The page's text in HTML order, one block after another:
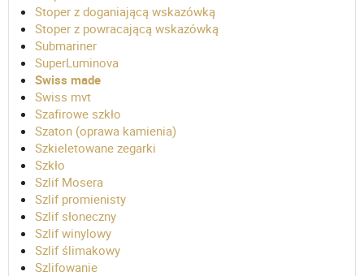
Stoper z doganiającą wskazówką
Stoper z powracającą wskazówką
Submariner
SuperLuminova
Swiss made
Swiss mvt
Szafirowe szkło
Szaton (oprawa kamienia)
Szkieletowane zegarki
Szkło
Szlif Mosera
Szlif promienisty
Szlif słoneczny
Szlif winylowy
Szlif ślimakowy
Szlifowanie